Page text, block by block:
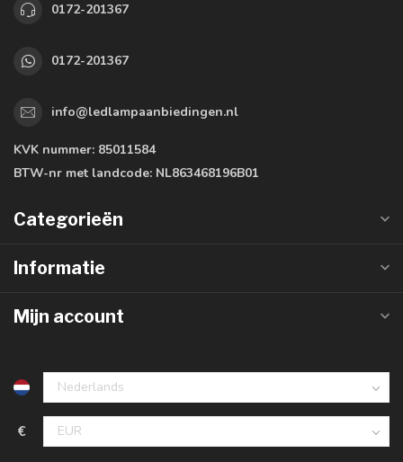
0172-201367
0172-201367
info@ledlampaanbiedingen.nl
KVK nummer: 85011584
BTW-nr met landcode: NL863468196B01
Categorieën
Informatie
Mijn account
€